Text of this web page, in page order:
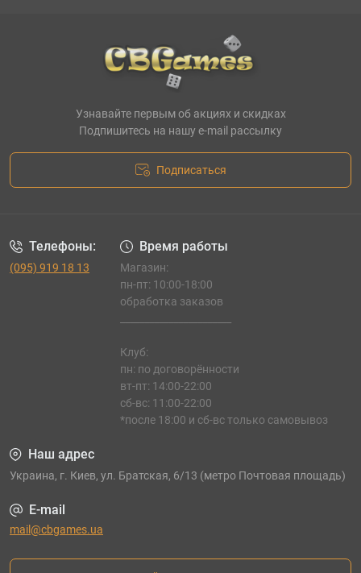
Узнавайте первым об акциях и скидках
Подпишитесь на нашу e-mail рассылку
Подписаться
Телефоны:
(095) 919 18 13
Время работы
Магазин:
пн-пт: 10:00-18:00
обработка заказов
Клуб:
пн: по договорённости
вт-пт: 14:00-22:00
сб-вс: 11:00-22:00
*после 18:00 и сб-вс только самовывоз
Наш адрес
Украина, г. Киев, ул. Братская, 6/13 (метро Почтовая площадь)
E-mail
mail@cbgames.ua